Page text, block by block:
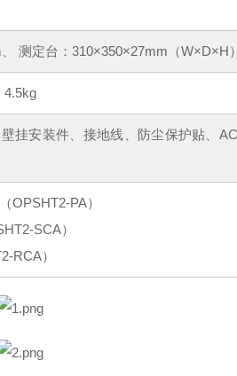
测定台：310×350×27mm（W×D×H）
4.5kg
挂安装件、接地线、防尘保护贴、
OPSHT2-PA）
SCA）
RCA）